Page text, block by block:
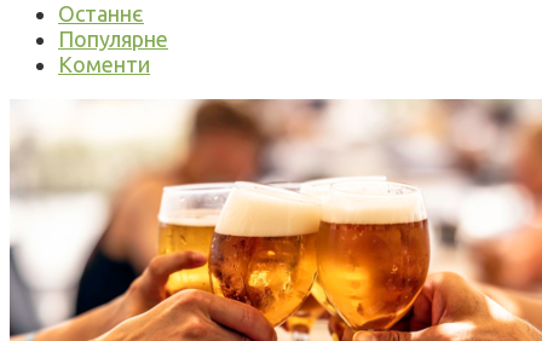
Останнє
Популярне
Коменти